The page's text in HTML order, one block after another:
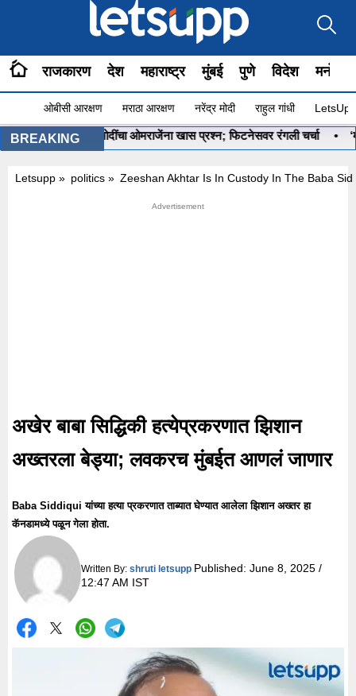
राजकारण देश महाराष्ट्र मुंबई पुणे विदेश
ओबीसी आरक्षण मराठा आरक्षण नरेंद्र मोदी राहुल गांधी
BREAKING
आहे ना?”, PM मोदींचा ओमराजेंना खास प्रश्न; फिटनेसवर रंगली चर्चा •
Letsupp » politics » Zeeshan Akhtar Is In Custody In The Baba
अखेर बाबा सिद्धिकी हत्येप्रकरणात झिशान
अख्तरला बेड्या; लवकरच मुंबईत आणलं जाणार
Baba Siddiqui यांच्या हत्या प्रकरणात ताब्यात घेण्यात आलेला झिशान अख्तर हा
कॅनडामध्ये पळून गेला होता.
Written By:shruti letsupp Published:June 8, 2025 /
12:47 AM IST